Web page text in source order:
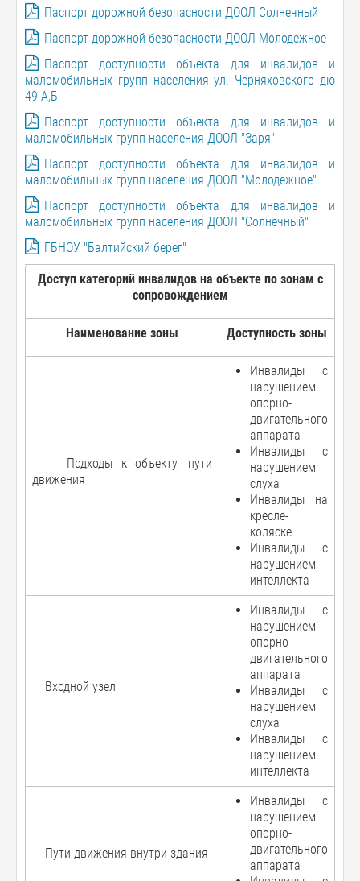
Паспорт дорожной безопасности ДООЛ Солнечный
Паспорт дорожной безопасности ДООЛ Молодежное
Паспорт доступности объекта для инвалидов и
маломобильных групп населения ул. Черняховского дю
49 А,Б
Паспорт доступности объекта для инвалидов и
маломобильных групп населения ДООЛ "Заря"
Паспорт доступности объекта для инвалидов и
маломобильных групп населения ДООЛ "Молодёжное"
Паспорт доступности объекта для инвалидов и
маломобильных групп населения ДООЛ "Солнечный"
ГБНОУ "Балтийский берег"
Доступ категорий инвалидов на объекте по зонам с
сопровождением
Наименование зоны Доступность зоны
Подходы к объекту, пути
движения
Инвалиды с
нарушением
опорно-
двигательного
аппарата
Инвалиды с
нарушением
слуха
Инвалиды на
кресле-
коляске
Инвалиды с
нарушением
интеллекта
Входной узел
Инвалиды с
нарушением
опорно-
двигательного
аппарата
Инвалиды с
нарушением
слуха
Инвалиды с
нарушением
интеллекта
Пути движения внутри здания
Инвалиды с
нарушением
опорно-
двигательного
аппарата